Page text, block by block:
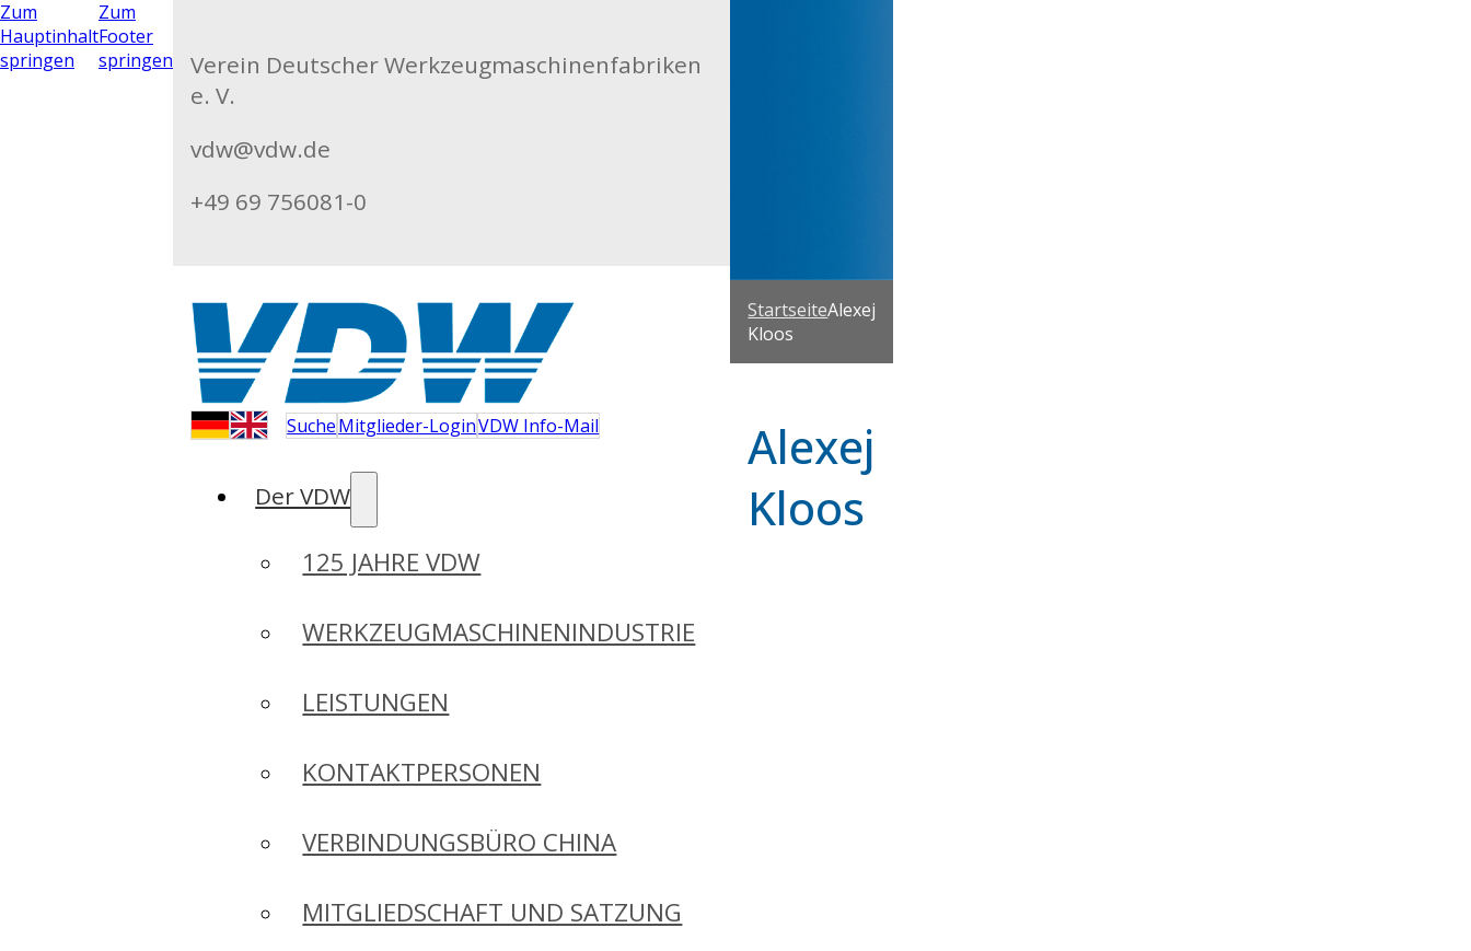
Zum
Hauptinhalt
springen
Zum
Footer
springen
Verein Deutscher Werkzeugmaschinenfabriken
e. V.
vdw@vdw.de
+49 69 756081-0
SucheMitglieder-LoginVDW Info-Mail
Der VDW
125 JAHRE VDW
WERKZEUGMASCHINENINDUSTRIE
LEISTUNGEN
KONTAKTPERSONEN
VERBINDUNGSBÜRO CHINA
MITGLIEDSCHAFT UND SATZUNG
StartseiteAlexej
Kloos
Alexej
Kloos